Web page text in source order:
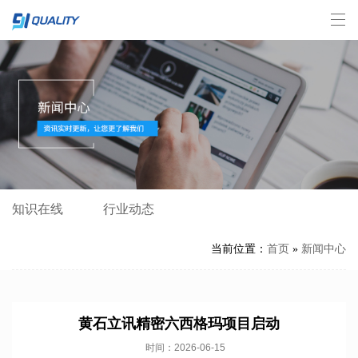
知识在线 行业动态
当前位置： 首页 » 新闻中心
黄石立讯精密六西格玛项目启动
时间：2026-06-15